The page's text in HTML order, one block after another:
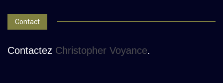
Contact
Contactez Christopher Voyance.